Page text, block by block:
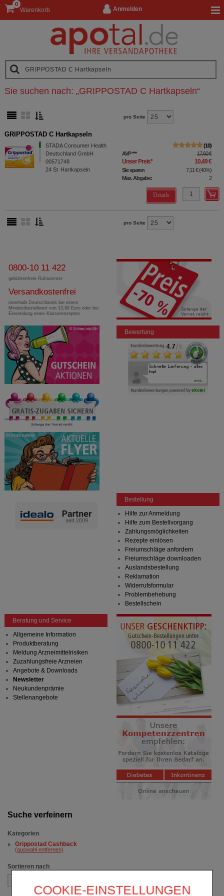
COOKIE-EINSTELLUNGEN
Anmelden
Warenkorb
0
Suche verfeinern
Kategorien
Grippostad Cashback
(auswahl entfernen)
Sortieren nach
Sie suchen nach: „GRIPPOSTAD C Hartkapseln“
pro Seite
GRIPPOSTAD C Hartkapseln
STADA Consumer Health
Deutschland GmbH
00571748
24 St Hartkapseln
10
AVP*** 17,60 €
Unser Preis* 10,49 €
Sie sparen 7,11 €(40%)
Max. Abgabe:
2
Details
pro Seite
0800-10 11 422
gebührenfreie Rufnummer
Versandkostenfrei
innerhalb Deutschlands bei einem
Mindestbestellwert von 13,99 Euro oder bei
Einsendung eines Kassenrezeptes
Bewertung
Bestellung
Hilfe zur Anmeldung
Hilfe zum Bestellvorgang
Zahlungsmöglichkeiten
Rezepte einlösen
Freiumschläge anfordern
Freiumschläge downloaden
Auslandsbestellung
Reklamation
Widerrufsformular
Problembehebung
Bestellschein
Beratung und Service
Allgemeine Information
Produktberatung
Meldung Arzneimittelrisiken
Zuzahlungsfreie Arzneien
Angebote & Downloads
Newsletter
Neukundenprämie
Stellenangebote